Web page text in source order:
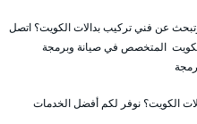
عن فني تركيب بدالات الكويت؟ اتصل
المتخصص في صيانة وبرمجة
الكويت؟ نوفر لكم أفضل الخدمات